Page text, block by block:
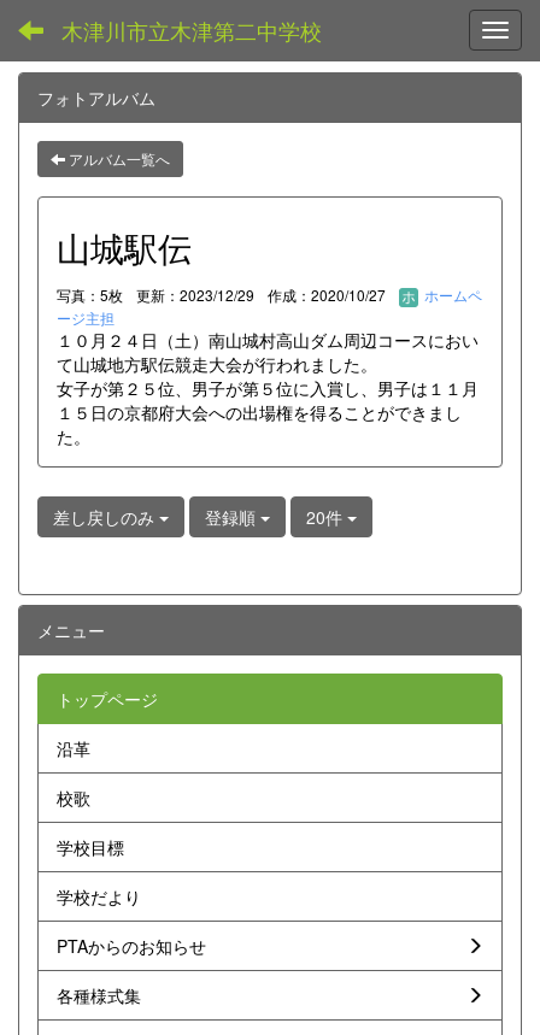
木津川市立木津第二中学校
フォトアルバム
アルバム一覧へ
山城駅伝
写真：5枚 更新：2023/12/29 作成：2020/10/27
ホームペ
ージ主担
１０月２４日（土）南山城村高山ダム周辺コースにおい
て山城地方駅伝競走大会が行われました。
女子が第２５位、男子が第５位に入賞し、男子は１１月
１５日の京都府大会への出場権を得ることができまし
た。
差し戻しのみ 登録順 20件
メニュー
トップページ
沿革
校歌
学校目標
学校だより
PTAからのお知らせ
各種様式集